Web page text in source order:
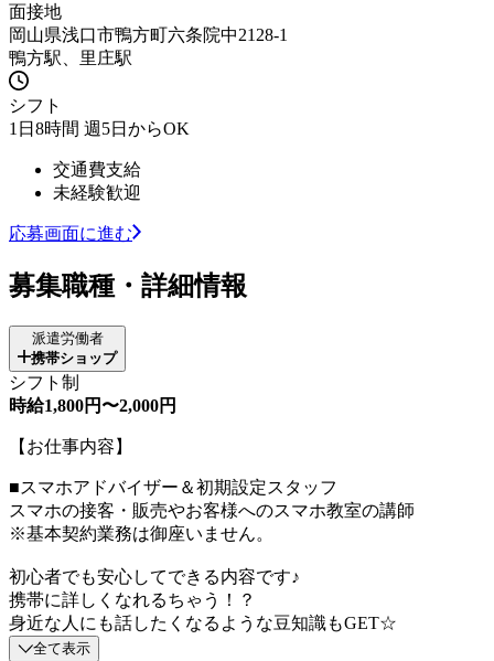
面接地
岡山県浅口市鴨方町六条院中2128-1
鴨方駅、里庄駅
シフト
1日8時間 週5日からOK
交通費支給
未経験歓迎
応募画面に進む
募集職種・詳細情報
派遣労働者
携帯ショップ
シフト制
時給1,800円〜2,000円
【お仕事内容】
■スマホアドバイザー＆初期設定スタッフ
スマホの接客・販売やお客様へのスマホ教室の講師
※基本契約業務は御座いません。
初心者でも安心してできる内容です♪
携帯に詳しくなれるちゃう！？
身近な人にも話したくなるような豆知識もGET☆
全て表示